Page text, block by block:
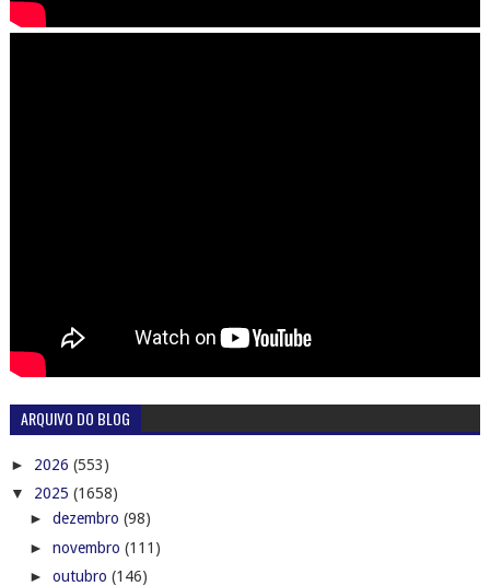
ARQUIVO DO BLOG
► 2026 (553)
▼ 2025 (1658)
► dezembro (98)
► novembro (111)
► outubro (146)